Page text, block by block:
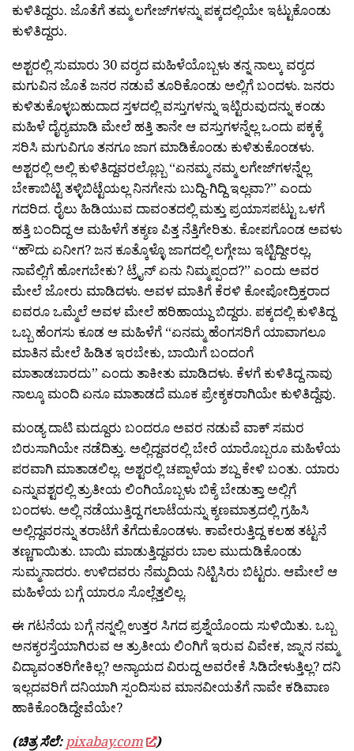
ಕುಳಿತಿದ್ದರು. ಜೊತೆಗೆ ತಮ್ಮ ಲಗೇಜ್‍ಗಳನ್ನು ಪಕ್ಕದಲ್ಲಿಯೇ ಇಟ್ಟುಕೊಂಡು
ಕುಳಿತಿದ್ದರು.
ಅಶ್ಟರಲ್ಲಿ ಸುಮಾರು 30 ವರ‍್ಶದ ಮಹಿಳೆಯೊಬ್ಬಳು ತನ್ನ ನಾಲ್ಕು ವರ‍್ಶದ
ಮಗುವಿನ ಜೊತೆ ಜನರ ನಡುವೆ ತೂರಿಕೊಂಡು ಅಲ್ಲಿಗೆ ಬಂದಳು. ಜನರು
ಕುಳಿತುಕೊಳ್ಳಬಹುದಾದ ಸ್ತಳದಲ್ಲಿ ವಸ್ತುಗಳನ್ನು ಇಟ್ಟಿರುವುದನ್ನು ಕಂಡು
ಮಹಿಳೆ ದೈರ‍್ಯಮಾಡಿ ಮೇಲೆ ಹತ್ತಿ ತಾನೇ ಆ ವಸ್ತುಗಳನ್ನೆಲ್ಲ ಒಂದು ಪಕ್ಕಕ್ಕೆ
ಸರಿಸಿ ಮಗುವಿಗೂ ತನಗೂ ಜಾಗ ಮಾಡಿಕೊಂಡು ಕುಳಿತುಕೊಂಡಳು.
ಅಶ್ಟರಲ್ಲಿ ಅಲ್ಲಿ ಕುಳಿತಿದ್ದವರಲ್ಲೊಬ್ಬ “ಏನಮ್ಮ ನಮ್ಮ ಲಗೇಜ್‍ಗಳನ್ನೆಲ್ಲ
ಬೇಕಾಬಿಟ್ಟಿ ತಳ್ಳಿಬಿಟ್ಟೆಯಲ್ಲ ನಿನಗೇನು ಬುದ್ದಿ-ಗಿದ್ದಿ ಇಲ್ಲವಾ?” ಎಂದು
ಗದರಿದ. ರೈಲು ಹಿಡಿಯುವ ದಾವಂತದಲ್ಲಿ ಮತ್ತು ಪ್ರಯಾಸಪಟ್ಟು ಒಳಗೆ
ಹತ್ತಿ ಬಂದಿದ್ದ ಆ ಮಹಿಳೆಗೆ ತಕ್ಶಣ ಪಿತ್ತ ನೆತ್ತಿಗೇರಿತು. ಕೋಪಗೊಂಡ ಅವಳು
“ಹೌದು ಏನೀಗ? ಜನ ಕೂತ್ಕೊಳ್ಳೊ ಜಾಗದಲ್ಲಿ ಲಗ್ಗೇಜು ಇಟ್ಟಿದ್ದೀರಲ್ಲ,
ನಾವೆಲ್ಲಿಗೆ ಹೋಗಬೇಕು? ಟ್ರೈನ್ ಏನು ನಿಮ್ಮಪ್ಪಂದ?” ಎಂದು ಅವರ
ಮೇಲೆ ಜೋರು ಮಾಡಿದಳು. ಅವಳ ಮಾತಿಗೆ ಕೆರಳಿ ಕೋಪೋದ್ರಿಕ್ತರಾದ
ಐವರೂ ಒಮ್ಮೆಲೆ ಅವಳ ಮೇಲೆ ಹರಿಹಾಯ್ದು ಬಿದ್ದರು. ಪಕ್ಕದಲ್ಲಿ ಕುಳಿತಿದ್ದ
ಒಬ್ಬ ಹೆಂಗಸು ಕೂಡ ಆ ಮಹಿಳೆಗೆ “ಏನಮ್ಮ ಹೆಂಗಸರಿಗೆ ಯಾವಾಗಲೂ
ಮಾತಿನ ಮೇಲೆ ಹಿಡಿತ ಇರಬೇಕು, ಬಾಯಿಗೆ ಬಂದಂಗೆ
ಮಾತಾಡಬಾರದು” ಎಂದು ತಾಕೀತು ಮಾಡಿದಳು. ಕೆಳಗೆ ಕುಳಿತಿದ್ದ ನಾವು
ನಾಲ್ಕೂ ಮಂದಿ ಏನೂ ಮಾತಾಡದೆ ಮೂಕ ಪ್ರೇಕ್ಶಕರಾಗಿಯೇ ಕುಳಿತಿದ್ದೆವು.
ಮಂಡ್ಯ ದಾಟಿ ಮದ್ದೂರು ಬಂದರೂ ಅವರ ನಡುವೆ ವಾಕ್ ಸಮರ
ಬಿರುಸಾಗಿಯೇ ನಡೆದಿತ್ತು. ಅಲ್ಲಿದ್ದವರಲ್ಲಿ ಬೇರೆ ಯಾರೊಬ್ಬರೂ ಮಹಿಳೆಯ
ಪರವಾಗಿ ಮಾತಾಡಲಿಲ್ಲ. ಅಶ್ಟರಲ್ಲಿ ಚಪ್ಪಾಳೆಯ ಶಬ್ದ ಕೇಳಿ ಬಂತು. ಯಾರು
ಎನ್ನುವಶ್ಟರಲ್ಲಿ ತ್ರುತೀಯ ಲಿಂಗಿಯೊಬ್ಬಳು ಬಿಕ್ಶೆ ಬೇಡುತ್ತಾ ಅಲ್ಲಿಗೆ
ಬಂದಳು. ಅಲ್ಲಿ ನಡೆಯುತ್ತಿದ್ದ ಗಲಾಟೆಯನ್ನು ಕ್ಶಣಮಾತ್ರದಲ್ಲಿ ಗ್ರಹಿಸಿ
ಅಲ್ಲಿದ್ದವರನ್ನು ತರಾಟೆಗೆ ತೆಗೆದುಕೊಂಡಳು. ಕಾವೇರುತ್ತಿದ್ದ ಕಲಹ ತಟ್ಟನೆ
ತಣ್ಣಗಾಯಿತು. ಬಾಯಿ ಮಾಡುತ್ತಿದ್ದವರು ಬಾಲ ಮುದುಡಿಕೊಂಡು
ಸುಮ್ಮನಾದರು. ಉಳಿದವರು ನೆಮ್ಮದಿಯ ನಿಟ್ಟಿಸಿರು ಬಿಟ್ಟರು. ಆಮೇಲೆ ಆ
ಮಹಿಳೆಯ ಬಗ್ಗೆ ಯಾರೂ ಸೊಲ್ಲೆತ್ತಲಿಲ್ಲ.
ಈ ಗಟನೆಯ ಬಗ್ಗೆ ನನ್ನಲ್ಲಿ ಉತ್ತರ ಸಿಗದ ಪ್ರಶ್ನೆಯೊಂದು ಸುಳಿಯಿತು. ಒಬ್ಬ
ಅನಕ್ಶರಸ್ತೆಯಾಗಿರುವ ಆ ತ್ರುತೀಯ ಲಿಂಗಿಗೆ ಇರುವ ವಿವೇಕ, ಜ್ನಾನ ನಮ್ಮ
ವಿದ್ಯಾವಂತರಿಗೇಕಿಲ್ಲ? ಅನ್ಯಾಯದ ವಿರುದ್ದ ಅವರೇಕೆ ಸಿಡಿದೇಳುತ್ತಿಲ್ಲ? ದನಿ
ಇಲ್ಲದವರಿಗೆ ದನಿಯಾಗಿ ಸ್ಪಂದಿಸುವ ಮಾನವೀಯತೆಗೆ ನಾವೇ ಕಡಿವಾಣ
ಹಾಕಿಕೊಂಡಿದ್ದೇವೆಯೇ?
(ಚಿತ್ರ ಸೆಲೆ: pixabay.com )